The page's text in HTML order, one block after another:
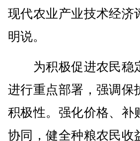
现代农业产业技术经济
明说。
为积极促进农民稳
进行重点部署，强调保
积极性。强化价格、补
协同，健全种粮农民收